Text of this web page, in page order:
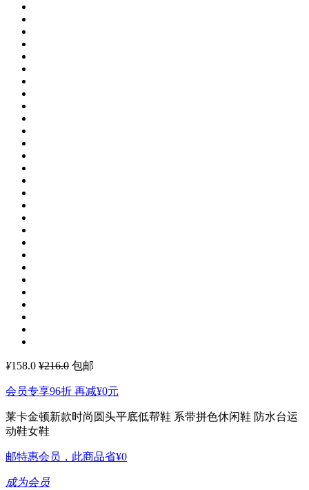
¥158.0 ¥216.0 包邮
会员专享96折 再减¥0元
莱卡金顿新款时尚圆头平底低帮鞋 系带拼色休闲鞋 防水台运
动鞋女鞋
邮特惠会员，此商品省¥0
成为会员